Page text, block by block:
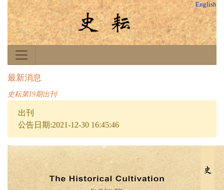
English
最新消息
史耘第19期出刊
出刊
公告日期:2021-12-30 16:45:46